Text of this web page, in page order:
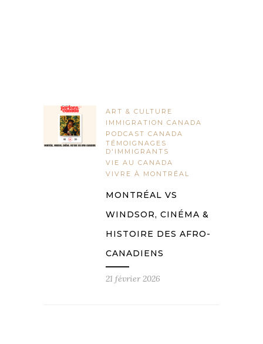
ART & CULTURE
IMMIGRATION CANADA
PODCAST CANADA
TÉMOIGNAGES
D'IMMIGRANTS
VIE AU CANADA
VIVRE À MONTRÉAL
MONTRÉAL VS
WINDSOR, CINÉMA &
HISTOIRE DES AFRO-
CANADIENS
21 février 2026